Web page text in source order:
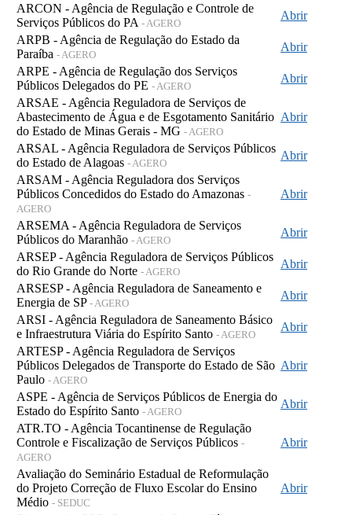
ARCON - Agência de Regulação e Controle de
Serviços Públicos do PA - AGERO
Abrir
ARPB - Agência de Regulação do Estado da
Paraíba - AGERO
Abrir
ARPE - Agência de Regulação dos Serviços
Públicos Delegados do PE - AGERO
Abrir
ARSAE - Agência Reguladora de Serviços de
Abastecimento de Água e de Esgotamento Sanitário
do Estado de Minas Gerais - MG - AGERO
Abrir
ARSAL - Agência Reguladora de Serviços Públicos
do Estado de Alagoas - AGERO
Abrir
ARSAM - Agência Reguladora dos Serviços
Públicos Concedidos do Estado do Amazonas -
AGERO
Abrir
ARSEMA - Agência Reguladora de Serviços
Públicos do Maranhão - AGERO
Abrir
ARSEP - Agência Reguladora de Serviços Públicos
do Rio Grande do Norte - AGERO
Abrir
ARSESP - Agência Reguladora de Saneamento e
Energia de SP - AGERO
Abrir
ARSI - Agência Reguladora de Saneamento Básico
e Infraestrutura Viária do Espírito Santo - AGERO
Abrir
ARTESP - Agência Reguladora de Serviços
Públicos Delegados de Transporte do Estado de São
Paulo - AGERO
Abrir
ASPE - Agência de Serviços Públicos de Energia do
Estado do Espírito Santo - AGERO
Abrir
ATR.TO - Agência Tocantinense de Regulação
Controle e Fiscalização de Serviços Públicos -
AGERO
Abrir
Avaliação do Seminário Estadual de Reformulação
do Projeto Correção de Fluxo Escolar do Ensino
Médio - SEDUC
Abrir